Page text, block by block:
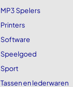
MP3 Spelers
Printers
Software
Speelgoed
Sport
Tassen en lederwaren